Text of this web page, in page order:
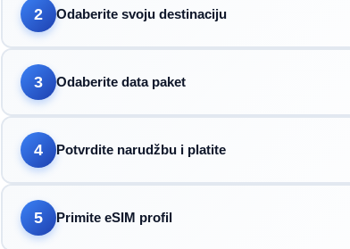
2 Odaberite svoju destinaciju
3 Odaberite data paket
4 Potvrdite narudžbu i platite
5 Primite eSIM profil